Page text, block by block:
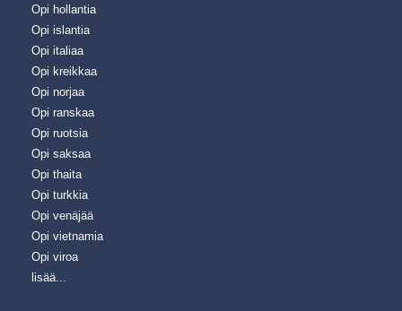
Opi hollantia
Opi islantia
Opi italiaa
Opi kreikkaa
Opi norjaa
Opi ranskaa
Opi ruotsia
Opi saksaa
Opi thaita
Opi turkkia
Opi venäjää
Opi vietnamia
Opi viroa
lisää...